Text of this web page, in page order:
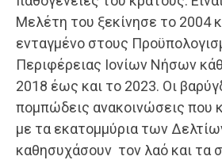
Μελέτη του ξεκίνησε το 2004
ενταγμένο στους
Περιφέρειας Ιονίων Νήσων
2018 έως και το 2023. Οι
πομπώδεις ανακοινώσεις που
με τα εκατομμύρια των
καθησυχάσουν τον λαό και τα